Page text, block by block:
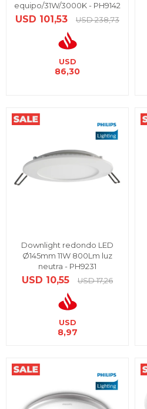
equipo/31W/3000K - PH9142
USD 101,53 USD 238,73
USD
86,30
Downlight redondo LED
Ø145mm 11W 800Lm luz
neutra - PH9231
USD 10,55 USD 17,26
USD
8,97